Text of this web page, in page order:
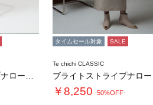
タイムセール対象 SALE
Te chichi CLASSIC
￥8,250 -50%OFF-